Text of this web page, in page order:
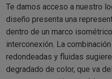
Te damos acceso a nuestro
diseño presenta una
dentro de un marco
interconexión. La
redondeadas y fluidas
degradado de color, que va